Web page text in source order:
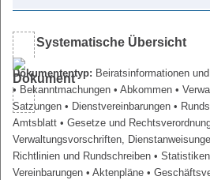
Systematische Übersicht
Dokumententyp: Beiratsinformationen
• Bekanntmachungen • Abkommen •
Satzungen • Dienstvereinbarungen •
Amtsblatt • Gesetze und
Verwaltungsvorschriften,
Richtlinien und Rundschreiben • Statistiken
Vereinbarungen • Aktenpläne •